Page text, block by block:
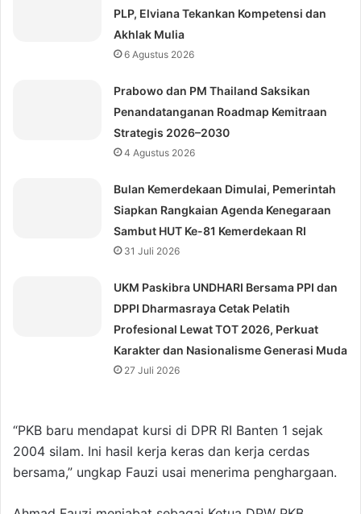
PLP, Elviana Tekankan Kompetensi dan
Akhlak Mulia
6 Agustus 2026
Prabowo dan PM Thailand Saksikan
Penandatanganan Roadmap Kemitraan
Strategis 2026–2030
4 Agustus 2026
Bulan Kemerdekaan Dimulai, Pemerintah
Siapkan Rangkaian Agenda Kenegaraan
Sambut HUT Ke-81 Kemerdekaan RI
31 Juli 2026
UKM Paskibra UNDHARI Bersama PPI dan
DPPI Dharmasraya Cetak Pelatih
Profesional Lewat TOT 2026, Perkuat
Karakter dan Nasionalisme Generasi Muda
27 Juli 2026
“PKB baru mendapat kursi di DPR RI Banten 1 sejak
2004 silam. Ini hasil kerja keras dan kerja cerdas
bersama,” ungkap Fauzi usai menerima penghargaan.